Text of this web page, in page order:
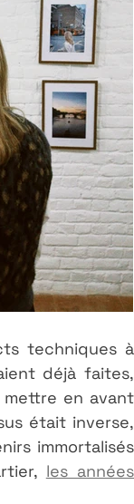
techniques à
déjà faites,
en avant
était inverse,
immortalisés
les années